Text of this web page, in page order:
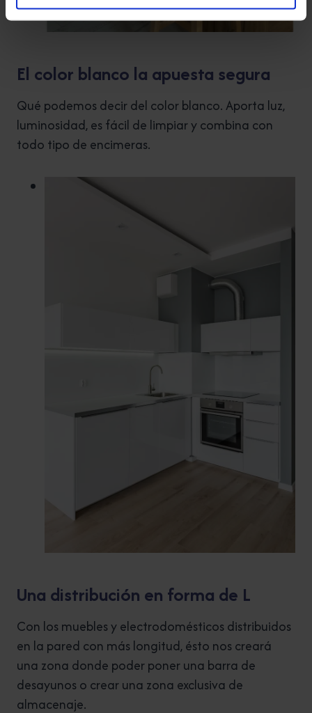
El color blanco la apuesta segura
Qué podemos decir del color blanco. Aporta luz,
luminosidad, es fácil de limpiar y combina con
todo tipo de encimeras.
Una distribución en forma de L
Con los muebles y electrodomésticos distribuidos
en la pared con más longitud, ésto nos creará
una zona donde poder poner una barra de
desayunos o crear una zona exclusiva de
almacenaje.